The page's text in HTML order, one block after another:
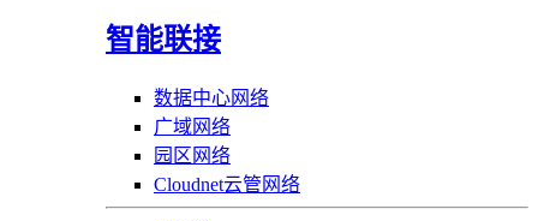
智能联接
数据中心网络
广域网络
园区网络
Cloudnet云管网络